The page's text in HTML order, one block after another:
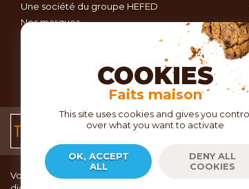
Une société du groupe HEFED
Nos marques
Conditions générales
Vous recherchez du matériel de cuisine pour
COOKIES
Faits maison
This site uses cookies and gives you
over what you want to activate
OK, ACCEPT
ALL
DENY ALL
COOKIES